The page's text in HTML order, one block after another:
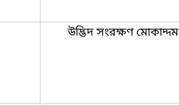
উদ্ভিদ সংরক্ষণ মোকাদ্দম